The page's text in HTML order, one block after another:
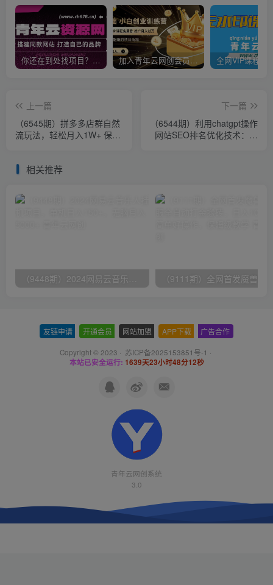
你还在到处找项目？还在当韭菜？我靠卖项目一个月收入5万+，曾经我也是个失败者。 加入青年云网创会员，全站资源免费学习。加入高级合伙人，推广日入1000+
上一篇
（6545期）拼多多店群自然
流玩法，轻松月入1W+ 保姆
下一篇
（6544期）利用chatgpt操作
网站SEO排名优化技术：实
相关推荐
友链申请 开通会员 网站加盟 APP下载 广告合作
Copyright © 2023 · 苏ICP备2025153851号-1 ·
本站已安全运行: 1639天23小时48分12秒
青年云网创系统
3.0